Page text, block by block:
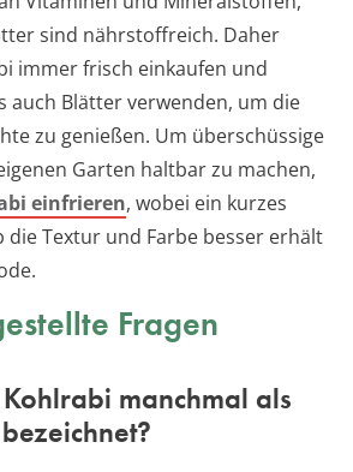
sind nährstoffreich. Daher
immer frisch einkaufen und
auch Blätter verwenden, um die
zu genießen. Um überschüssige
Garten haltbar zu machen,
einfrieren, wobei ein kurzes
die Textur und Farbe besser erhält
Fragen
manchmal als